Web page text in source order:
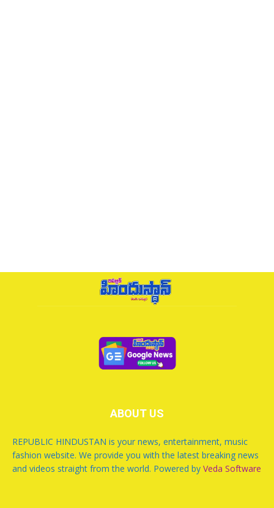
ABOUT US
REPUBLIC HINDUSTAN is your news, entertainment, music
fashion website. We provide you with the latest breaking news
and videos straight from the world. Powered by Veda Software